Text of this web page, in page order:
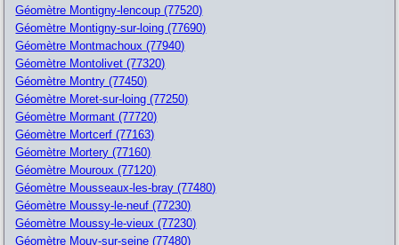
Géomètre Montigny-lencoup (77520)
Géomètre Montigny-sur-loing (77690)
Géomètre Montmachoux (77940)
Géomètre Montolivet (77320)
Géomètre Montry (77450)
Géomètre Moret-sur-loing (77250)
Géomètre Mormant (77720)
Géomètre Mortcerf (77163)
Géomètre Mortery (77160)
Géomètre Mouroux (77120)
Géomètre Mousseaux-les-bray (77480)
Géomètre Moussy-le-neuf (77230)
Géomètre Moussy-le-vieux (77230)
Géomètre Mouy-sur-seine (77480)